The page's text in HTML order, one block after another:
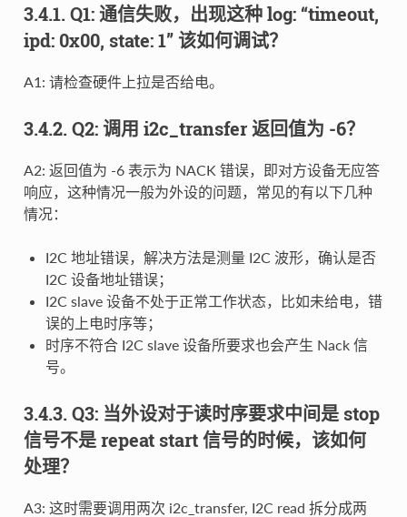
3.4.1. Q1: 通信失败，出现这种 log: “timeout,
ipd: 0x00, state: 1” 该如何调试？
A1: 请检查硬件上拉是否给电。
3.4.2. Q2: 调用 i2c_transfer 返回值为 -6？
A2: 返回值为 -6 表示为 NACK 错误，即对方设备无应答
响应，这种情况一般为外设的问题，常见的有以下几种
情况：
I2C 地址错误，解决方法是测量 I2C 波形，确认是否
I2C 设备地址错误；
I2C slave 设备不处于正常工作状态，比如未给电，错
误的上电时序等；
时序不符合 I2C slave 设备所要求也会产生 Nack 信
号。
3.4.3. Q3: 当外设对于读时序要求中间是 stop
信号不是 repeat start 信号的时候，该如何
处理？
A3: 这时需要调用两次 i2c_transfer, I2C read 拆分成两